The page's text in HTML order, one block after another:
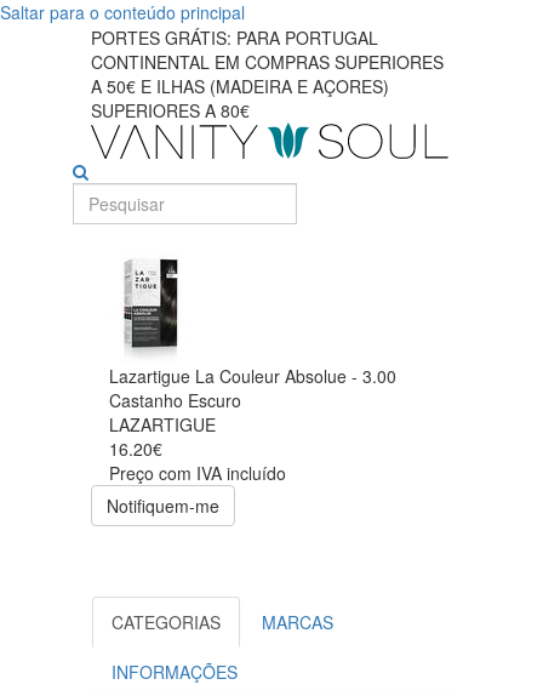
Saltar para o conteúdo principal
PORTES GRÁTIS: PARA PORTUGAL
CONTINENTAL EM COMPRAS SUPERIORES
A 50€ E ILHAS (MADEIRA E AÇORES)
SUPERIORES A 80€
Lazartigue La Couleur Absolue - 3.00
Castanho Escuro
LAZARTIGUE
16.20€
Preço com IVA incluído
Notifiquem-me
CATEGORIAS MARCAS
INFORMAÇÕES